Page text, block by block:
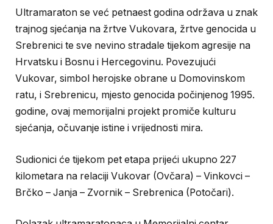
Ultramaraton se već petnaest godina održava u znak
trajnog sjećanja na žrtve Vukovara, žrtve genocida u
Srebrenici te sve nevino stradale tijekom agresije na
Hrvatsku i Bosnu i Hercegovinu. Povezujući
Vukovar, simbol herojske obrane u Domovinskom
ratu, i Srebrenicu, mjesto genocida počinjenog 1995.
godine, ovaj memorijalni projekt promiče kulturu
sjećanja, očuvanje istine i vrijednosti mira.
Sudionici će tijekom pet etapa prijeći ukupno 227
kilometara na relaciji Vukovar (Ovčara) – Vinkovci –
Brčko – Janja – Zvornik – Srebrenica (Potočari).